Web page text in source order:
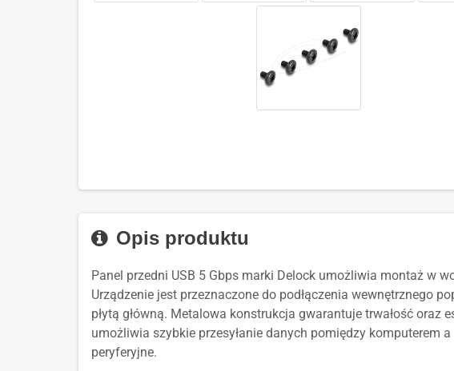
Opis produktu
Panel przedni USB 5 Gbps marki Delock umożliwia montaż w
Urządzenie jest przeznaczone do podłączenia wewnętrznego
płytą główną. Metalowa konstrukcja gwarantuje trwałość
umożliwia szybkie przesyłanie danych pomiędzy komputerem
peryferyjne.